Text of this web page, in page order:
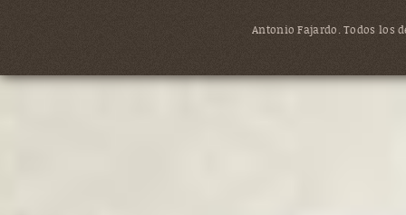
Antonio Fajardo. Todos los